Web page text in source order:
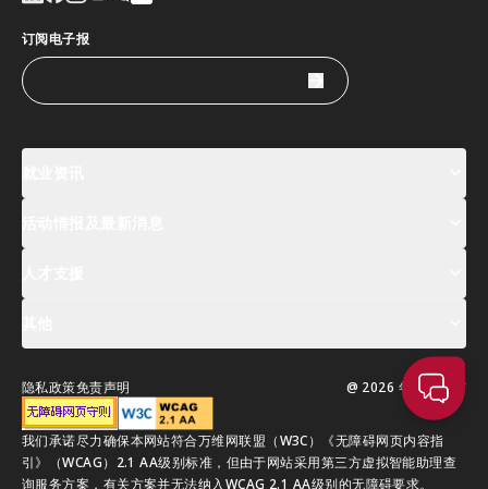
订阅电子报
薪酬指数
全球人才高峰会周
联络我们
支援服务
移居香港指南
隐私政策免责声明 @ 2026 年版权所有
我们承诺尽力确保本网站符合万维网联盟（W3C）《无障碍网页内容指
引》（WCAG）2.1 AA级别标准，但由于网站采用第三方虚拟智能助理查
询服务方案，有关方案并无法纳入WCAG 2.1 AA级别的无障碍要求。